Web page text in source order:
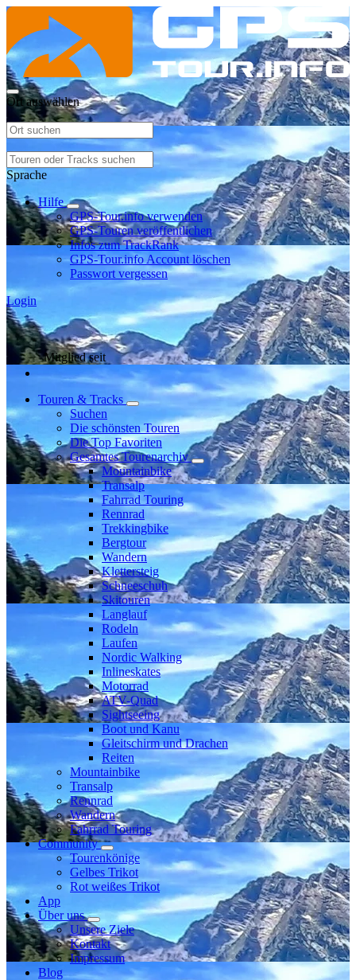
Ort auswählen
Sprache
Hilfe
GPS-Tour.info verwenden
GPS-Touren veröffentlichen
Infos zum TrackRank
GPS-Tour.info Account löschen
Passwort vergessen
Login
Mitglied seit
Touren & Tracks
Suchen
Die schönsten Touren
Die Top Favoriten
Gesamtes Tourenarchiv
Mountainbike
Transalp
Fahrrad Touring
Rennrad
Trekkingbike
Bergtour
Wandern
Klettersteig
Schneeschuh
Skitouren
Langlauf
Rodeln
Laufen
Nordic Walking
Inlineskates
Motorrad
ATV-Quad
Sightseeing
Boot und Kanu
Gleitschirm und Drachen
Reiten
Mountainbike
Transalp
Rennrad
Wandern
Fahrrad Touring
Community
Tourenkönige
Gelbes Trikot
Rot weißes Trikot
App
Über uns
Unsere Ziele
Kontakt
Impressum
Blog